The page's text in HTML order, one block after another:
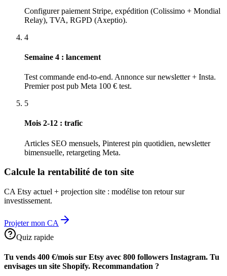
Configurer paiement Stripe, expédition (Colissimo + Mondial
Relay), TVA, RGPD (Axeptio).
4
Semaine 4 : lancement
Test commande end-to-end. Annonce sur newsletter + Insta.
Premier post pub Meta 100 € test.
5
Mois 2-12 : trafic
Articles SEO mensuels, Pinterest pin quotidien, newsletter
bimensuelle, retargeting Meta.
Calcule la rentabilité de ton site
CA Etsy actuel + projection site : modélise ton retour sur
investissement.
Projeter mon CA
Quiz rapide
Tu vends 400 €/mois sur Etsy avec 800 followers Instagram. Tu
envisages un site Shopify. Recommandation ?